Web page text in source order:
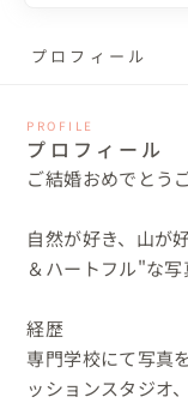
プロフィール
PROFILE
プロフィール
ご結婚おめでとう
自然が好き、山が
＆ハートフル"な
経歴
専門学校にて写真
ッションスタジオ